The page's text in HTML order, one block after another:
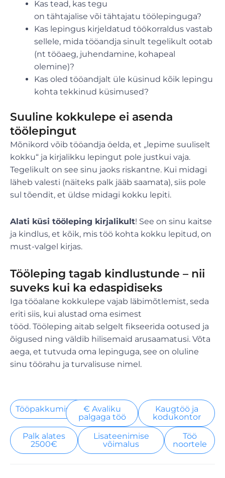
Kas tead, kas tegu
on tähtajalise või tähtajatu töölepinguga?
Kas lepingus kirjeldatud töökorraldus vastab
sellele, mida tööandja sinult tegelikult ootab
(nt tööaeg, juhendamine, kohapeal
olemine)?
Kas oled tööandjalt üle küsinud kõik lepingu
kohta tekkinud küsimused?
Suuline kokkulepe ei asenda
töölepingut
Mõnikord võib tööandja öelda, et „lepime suuliselt
kokku“ ja kirjalikku lepingut pole justkui vaja.
Tegelikult on see sinu jaoks riskantne. Kui midagi
läheb valesti (näiteks palk jääb saamata), siis pole
sul tõendit, et üldse midagi kokku lepiti.
Alati küsi tööleping kirjalikult! See on sinu kaitse
ja kindlus, et kõik, mis töö kohta kokku lepitud, on
must-valgel kirjas.
Tööleping tagab kindlustunde – nii
suveks kui ka edaspidiseks
Iga tööalane kokkulepe vajab läbimõtlemist, seda
eriti siis, kui alustad oma esimest
tööd. Tööleping aitab selgelt fikseerida ootused ja
õigused ning väldib hilisemaid arusaamatusi. Võta
aega, et tutvuda oma lepinguga, see on oluline
sinu töörahu ja turvalisuse nimel.
Tööpakkumised
€ Avaliku
palgaga töö
Kaugtöö ja
kodukontor
Palk alates
2500€
Lisateenimise
võimalus
Töö
noortele